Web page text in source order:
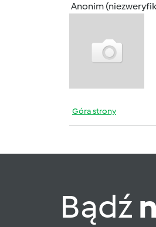
Anonim
Góra strony
Bądź